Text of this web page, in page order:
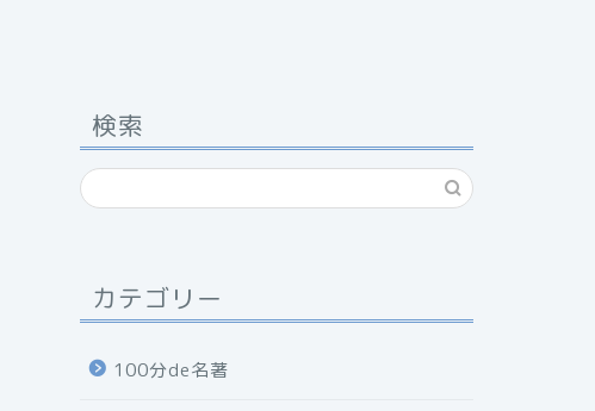
検索
カテゴリー
100分de名著